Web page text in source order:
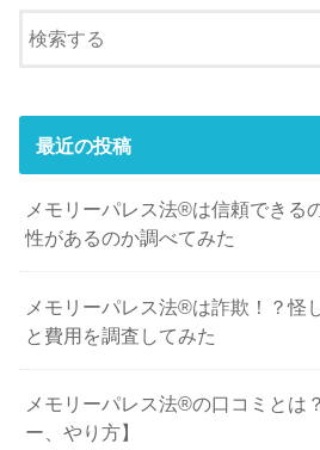
最近の投稿
メモリーパレス法®︎は信頼できる
性があるのか調べてみた
メモリーパレス法®︎は詐欺！？怪
と費用を調査してみた
メモリーパレス法®︎の口コミとは
ー、やり方】